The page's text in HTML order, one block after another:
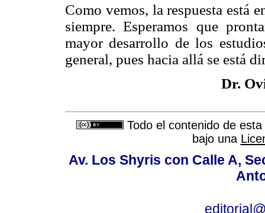
Como vemos, la respuesta está
siempre. Esperamos que
mayor desarrollo de los
general, pues hacia allá se está
Dr.
Todo el contenido de
bajo una
Av. Los Shyris con Calle A,